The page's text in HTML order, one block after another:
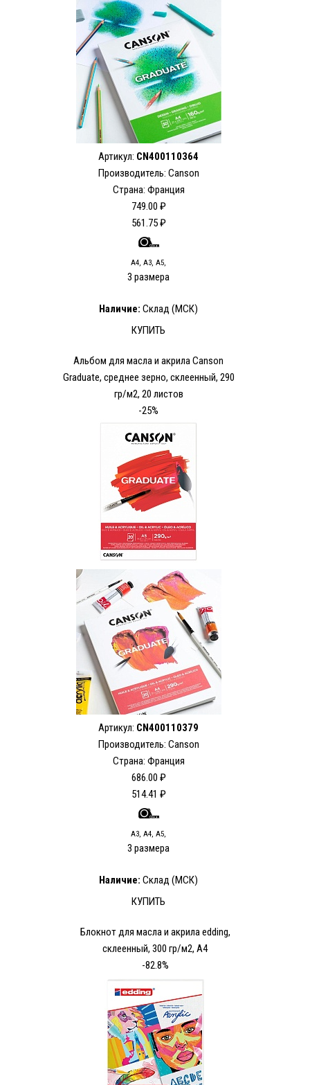
Артикул: CN400110364
Производитель: Canson
Страна: Франция
749.00 ₽
561.75 ₽
А4, А3, А5,
3 размера
Наличие: Склад (МСК)
КУПИТЬ
Альбом для масла и акрила Canson
Graduate, среднее зерно, склеенный, 290
гр/м2, 20 листов
-25%
Артикул: CN400110379
Производитель: Canson
Страна: Франция
686.00 ₽
514.41 ₽
А3, А4, А5,
3 размера
Наличие: Склад (МСК)
КУПИТЬ
Блокнот для масла и акрила edding,
склеенный, 300 гр/м2, А4
-82.8%